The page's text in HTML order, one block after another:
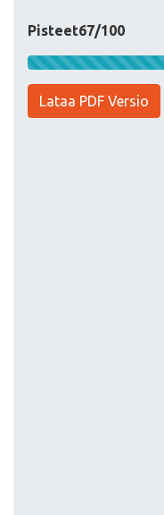
Pisteet67/100
Lataa PDF Versio